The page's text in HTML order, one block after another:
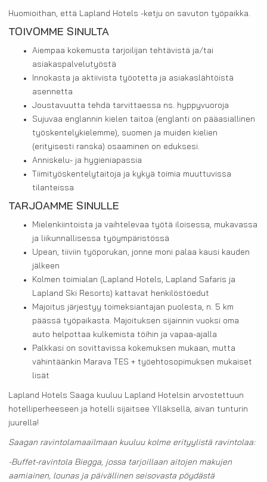
Huomioithan, että Lapland Hotels -ketju on savuton työpaikka.
TOIVOMME SINULTA
Aiempaa kokemusta tarjoilijan tehtävistä ja/tai
asiakaspalvelutyöstä
Innokasta ja aktiivista työotetta ja asiakaslähtöistä
asennetta
Joustavuutta tehdä tarvittaessa ns. hyppyvuoroja
Sujuvaa englannin kielen taitoa (englanti on pääasiallinen
työskentelykielemme), suomen ja muiden kielien
(erityisesti ranska) osaaminen on eduksesi.
Anniskelu- ja hygieniapassia
Tiimityöskentelytaitoja ja kykyä toimia muuttuvissa
tilanteissa
TARJOAMME SINULLE
Mielenkiintoista ja vaihtelevaa työtä iloisessa, mukavassa
ja liikunnallisessa työympäristössä
Upean, tiiviin työporukan, jonne moni palaa kausi kauden
jälkeen
Kolmen toimialan (Lapland Hotels, Lapland Safaris ja
Lapland Ski Resorts) kattavat henkilöstöedut
Majoitus järjestyy toimeksiantajan puolesta, n. 5 km
päässä työpaikasta. Majoituksen sijainnin vuoksi oma
auto helpottaa kulkemista töihin ja vapaa-ajalla
Palkkasi on sovittavissa kokemuksen mukaan, mutta
vähintäänkin Marava TES + työehtosopimuksen mukaiset
lisät
Lapland Hotels Saaga kuuluu Lapland Hotelsin arvostettuun
hotelliperheeseen ja hotelli sijaitsee Ylläksellä, aivan tunturin
juurella!
Saagan ravintolamaailmaan kuuluu kolme erityylistä ravintolaa:
-Buffet-ravintola Biegga, jossa tarjoillaan aitojen makujen
aamiainen, lounas ja päivällinen seisovasta pöydästä